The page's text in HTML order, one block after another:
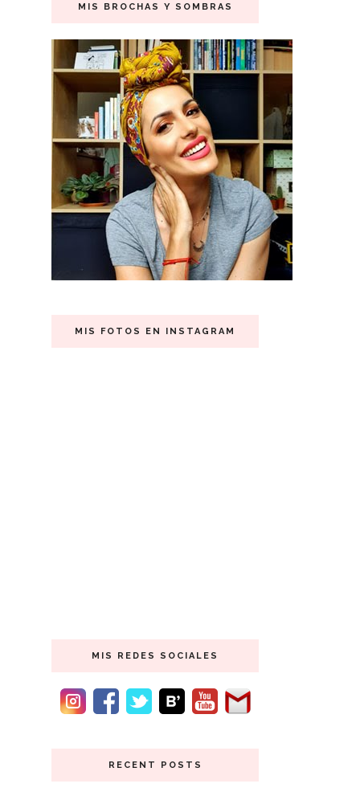
MIS BROCHAS Y SOMBRAS
MIS FOTOS EN INSTAGRAM
MIS REDES SOCIALES
RECENT POSTS